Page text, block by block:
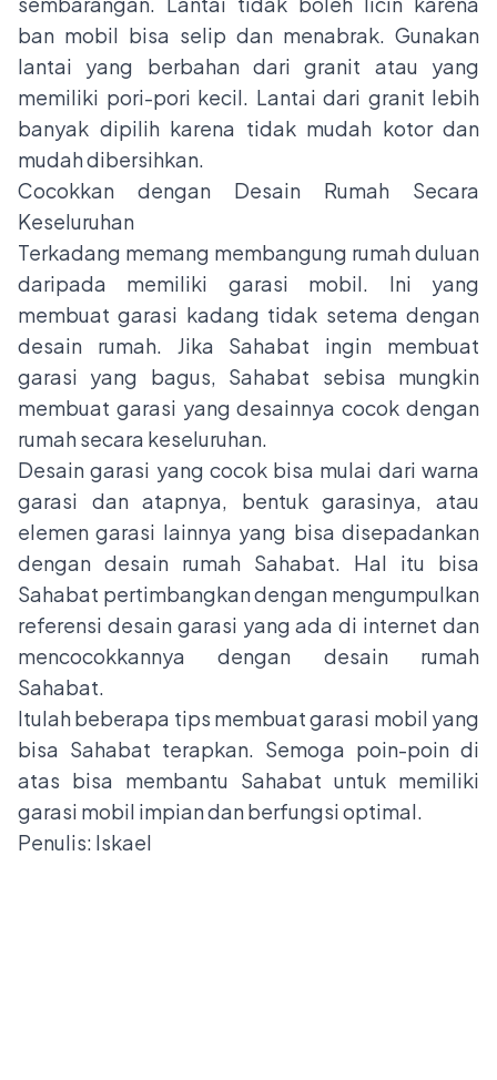
ban mobil bisa selip dan menabrak. Gunakan
lantai yang berbahan dari granit atau yang
memiliki pori-pori kecil. Lantai dari granit lebih
banyak dipilih karena tidak mudah kotor dan
mudah dibersihkan.
Cocokkan dengan Desain Rumah Secara
Keseluruhan
Terkadang memang membangung rumah duluan
daripada memiliki garasi mobil. Ini yang
membuat garasi kadang tidak setema dengan
desain rumah. Jika Sahabat ingin membuat
garasi yang bagus, Sahabat sebisa mungkin
membuat garasi yang desainnya cocok dengan
rumah secara keseluruhan.
Desain garasi yang cocok bisa mulai dari warna
garasi dan atapnya, bentuk garasinya, atau
elemen garasi lainnya yang bisa disepadankan
dengan desain rumah Sahabat. Hal itu bisa
Sahabat pertimbangkan dengan mengumpulkan
referensi desain garasi yang ada di internet dan
mencocokkannya dengan desain rumah
Sahabat.
Itulah beberapa tips membuat garasi mobil yang
bisa Sahabat terapkan. Semoga poin-poin di
atas bisa membantu Sahabat untuk memiliki
garasi mobil impian dan berfungsi optimal.
Penulis: Iskael